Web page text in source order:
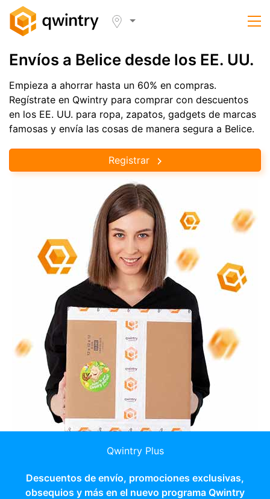
Envíos a Belice desde los EE. UU.
Empieza a ahorrar hasta un 60% en compras.
Regístrate en Qwintry para comprar con descuentos
en los EE. UU. para ropa, zapatos, gadgets de marcas
famosas y envía las cosas de manera segura a Belice.
Registrar
Qwintry Plus
Descuentos de envío, promociones exclusivas,
obsequios y más en el nuevo programa Qwintry